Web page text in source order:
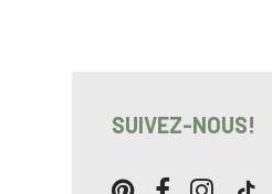
SUIVEZ-NOUS!